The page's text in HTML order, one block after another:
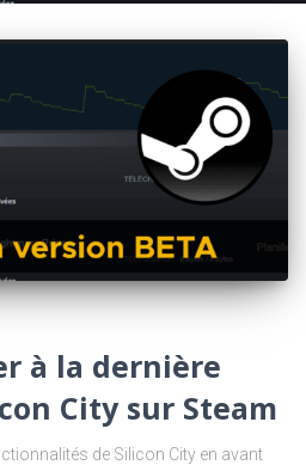
à la dernière
City sur Steam
de Silicon City en avant